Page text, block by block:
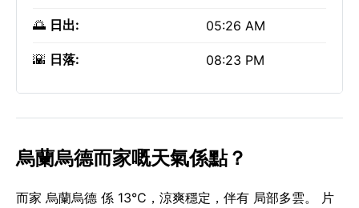
🌅 日出: 05:26 AM
🌇 日落: 08:23 PM
烏蘭烏德而家嘅天氣係點？
而家 烏蘭烏德 係 13°C，涼爽穩定，伴有 局部多雲。 片